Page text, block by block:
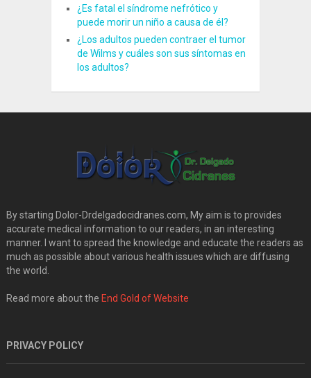
¿Es fatal el síndrome nefrótico y
puede morir un niño a causa de él?
¿Los adultos pueden contraer el tumor
de Wilms y cuáles son sus síntomas en
los adultos?
By starting Dolor-Drdelgadocidranes.com, My aim is to provides
accurate medical information to our readers, in an interesting
manner. I want to spread the knowledge and educate the readers as
much as possible about various health issues which are diffusing
the world.
Read more about the End Gold of Website
PRIVACY POLICY